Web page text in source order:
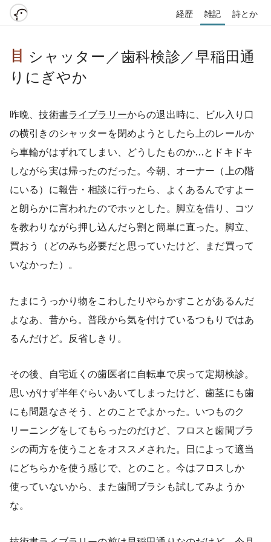
経歴 雑記 詩とか
シャッター／歯科検診／早稲田通
りにぎやか
昨晩、技術書ライブラリーからの退出時に、ビル入り口
の横引きのシャッターを閉めようとしたら上のレールか
ら車輪がはずれてしまい、どうしたものか…とドキドキ
しながら実は帰ったのだった。今朝、オーナー（上の階
にいる）に報告・相談に行ったら、よくあるんですよー
と朗らかに言われたのでホッとした。脚立を借り、コツ
を教わりながら押し込んだら割と簡単に直った。脚立、
買おう（どのみち必要だと思っていたけど、まだ買って
いなかった）。
たまにうっかり物をこわしたりやらかすことがあるんだ
よなあ、昔から。普段から気を付けているつもりではあ
るんだけど。反省しきり。
その後、自宅近くの歯医者に自転車で戻って定期検診。
思いがけず半年ぐらいあいてしまったけど、歯茎にも歯
にも問題なさそう、とのことでよかった。いつものク
リーニングをしてもらったのだけど、フロスと歯間ブラ
シの両方を使うことをオススメされた。日によって適当
にどちらかを使う感じで、とのこと。今はフロスしか
使っていないから、また歯間ブラシも試してみようか
な。